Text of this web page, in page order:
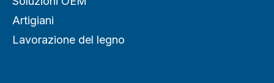
Artigiani
Lavorazione del legno